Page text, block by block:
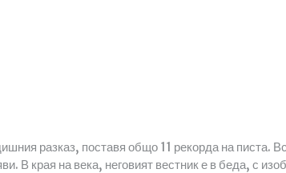
разказ, поставя общо 11 рекорда на писта.
В края на века, неговият вестник е в беда, с